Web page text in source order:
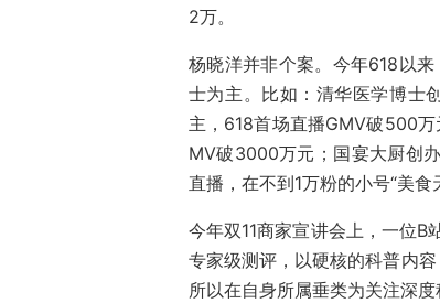
2万。
杨晓洋并非个案。今年618以
士为主。比如：清华医学博士
主，618首场直播GMV破500
MV破3000万元；国宴大厨创
直播，在不到1万粉的小号“美食
今年双11商家宣讲会上，一位
专家级测评，以硬核的科普内
所以在自身所属垂类为关注深